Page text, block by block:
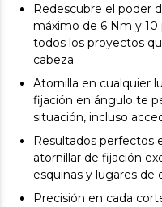
Redescubre el poder
máximo de 6 Nm y 10
todos los proyectos
cabeza.
Atornilla en cualquier
fijación en ángulo te
situación, incluso
Resultados perfectos
atornillar de fijación
esquinas y lugares de
Precisión en cada